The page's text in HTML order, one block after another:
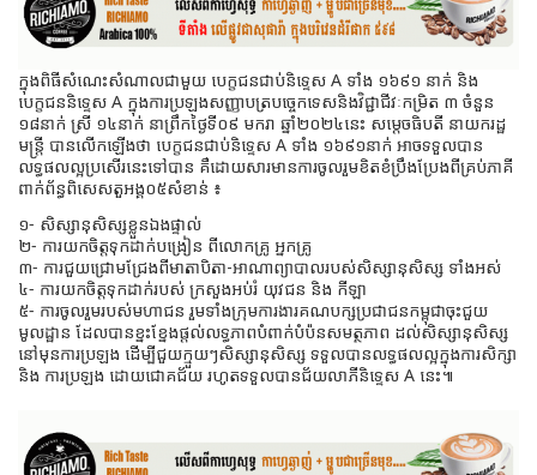
ក្នុងពិធីសំណេះសំណាលជាមួយ បេក្ខជនជាប់និទ្ទេស A ទាំង ១៦៩១ នាក់ និង
បេក្ខជននិទ្ទេស A ក្នុងការប្រឡងសញ្ញាបត្របច្ចេកទេសនិងវិជ្ជាជីវៈកម្រិត ៣ ចំនួន
១៨នាក់ ស្រី ១៤នាក់ នាព្រឹកថ្ងៃទី០៩ មករា ឆ្នាំ២០២៤នេះ សម្ដេចធិបតី នាយករដ្ឋ
មន្ត្រី បានលើកឡើងថា បេក្ខជនជាប់និទ្ទេស A ទាំង ១៦៩១នាក់ អាចទទួលបាន
លទ្ធផលល្អប្រសើរនេះទៅបាន គឺដោយសារមានការចូលរួមខិតខំប្រឹងប្រែងពីគ្រប់ភាគី
ពាក់ព័ន្ធពិសេសតួអង្គ០៥សំខាន់​ ៖
១⁃ សិស្សានុសិស្សខ្លួនឯងផ្ទាល់
២⁃ ការយកចិត្តទុកដាក់បង្រៀន ពីលោកគ្រូ អ្នកគ្រូ
៣⁃ ការជួយជ្រោមជ្រែងពីមាតាបិតា-អាណាព្យាបាលរបស់សិស្សានុសិស្ស ទាំងអស់
៤⁃ ការយកចិត្តទុកដាក់របស់ ក្រសួងអប់រំ យុវជន និង កីឡា
៥⁃ ការចូលរួមរបស់មហាជន រួមទាំងក្រុមការងារគណបក្សប្រជាជនកម្ពុជាចុះជួយ
មូលដ្ឋាន ដែលបានខ្នះខ្នែងផ្តល់លទ្ធភាពបំពាក់បំប៉នសមត្ថភាព ដល់សិស្សានុសិស្ស
នៅមុនការប្រឡង ដើម្បីជួយក្មួយៗសិស្សានុសិស្ស ទទួលបានលទ្ធផលល្អក្នុងការសិក្សា
និង ការប្រឡង ដោយជោគជ័យ រហូតទទួលបានជ័យលាភីនិទ្ទេស A នេះ៕